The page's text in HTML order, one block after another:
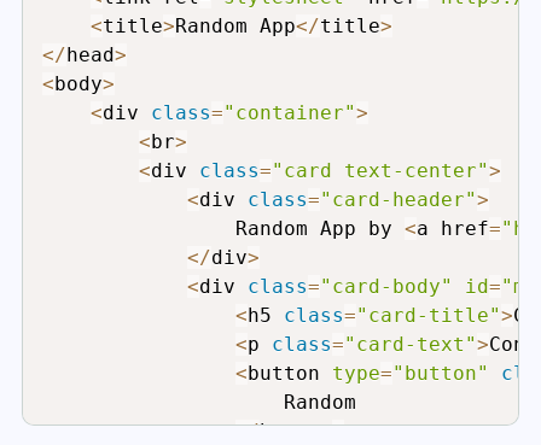
<title>Random App</title>
</ head>
< body>
<div class="container">
< br>
<div class="card text-center">
<div class="card-header">
                Random App by
<a href=
</div>
<div class="card-body" id=
< h5 class="card-title">
<p class="card-text">
< button type="button"
                    Random
</button>